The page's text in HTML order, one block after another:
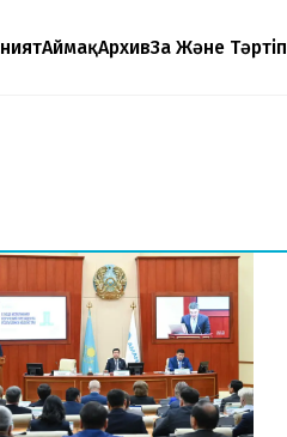
АймақАрхивЗаң Және Тәртіп